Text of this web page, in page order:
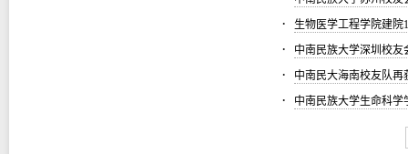
· 生物医学工程学院建
· 中南民族大学深圳校
· 中南民大海南校友队
· 中南民族大学生命科